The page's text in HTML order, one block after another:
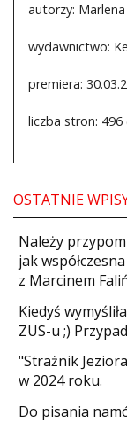
autorzy:
wydawnictwo:
premiera:
liczba stron:
OSTATNIE
Należy
jak
z Marcinem
Kiedyś
ZUS-u ;)
"Strażnik
w 2024 roku.
Do pisania